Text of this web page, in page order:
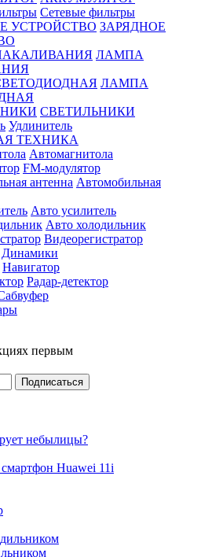
Сетевые фильтры
ЗАРЯДНОЕ
ЛАМПА
ЛАМПА
СВЕТИЛЬНИКИ
Удлинитель
ТЕХНИКА
Автомагнитола
FM-модулятор
Автомобильная
Авто усилитель
Авто холодильник
Видеорегистратор
Динамики
Навигатор
Радар-детектор
первым
небылицы?
Huawei 11i